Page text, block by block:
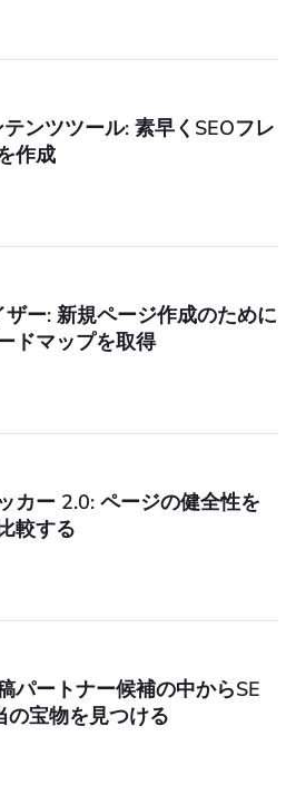
ンツツール: 素早くSEOフレ
作成
ー: 新規ページ作成のために
ドマップを取得
カー 2.0: ページの健全性を
較する
パートナー候補の中からSE
の宝物を見つける